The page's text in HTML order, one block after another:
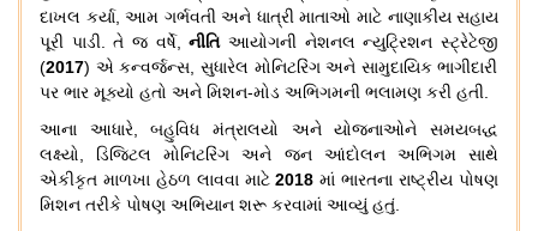
દાખલ કર્યા,આમ ગર્ભવતી અને ધાત્રી માતાઓ માટે નાણાકીય સહાય
પૂરી પાડી.તે જ વર્ષે,નીતિ આયોગની નેશનલ ન્યુટ્રિશન સ્ટ્રેટેજી
(2017) એ કન્વર્જન્સ, સુધારેલ મોનિટરિંગ અને સામુદાયિક ભાગીદારી
પર ભાર મૂક્યો હતો અને મિશન-મોડ અભિગમની ભલામણ કરી હતી.
આના
આધારે,બહુવિધ મંત્રાલયો અને યોજનાઓને
સમયબદ્ધ
લક્ષ્યો, ડિજિટલ મોનિટરિંગ અને જન આંદોલન અભિગમ
સાથે
એકીકૃત માળખા હેઠળ લાવવા માટે 2018 માં ભારતના રાષ્ટ્રીય પોષણ
મિશન તરીકે પોષણ અભિયાન શરૂ કરવામાં આવ્યું હતું.